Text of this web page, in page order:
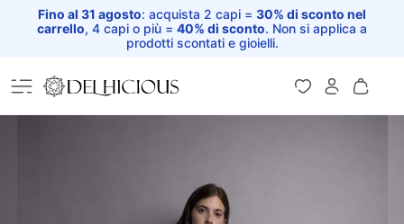
Fino al 31 agosto: acquista 2 capi = 30% di sconto nel
carrello, 4 capi o più = 40% di sconto. Non si applica a
prodotti scontati e gioielli.
Home